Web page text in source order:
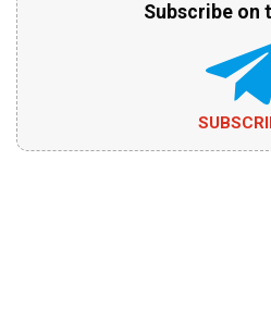
Subscribe on